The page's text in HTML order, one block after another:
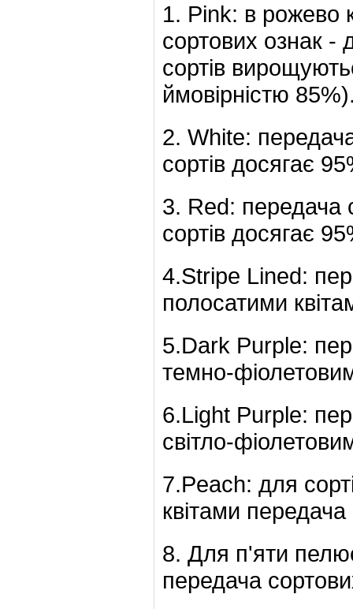
1. Pink: в рожево
сортових ознак -
сортів
ймовірністю
2. White:
сортів досягає
3. Red: передача
сортів досягає
4.Stripe Lined:
полосатими
5.Dark Purple:
темно-
6.Light Purple:
світло-
7.Peach: для
квітами
8. Для п'яти
передача